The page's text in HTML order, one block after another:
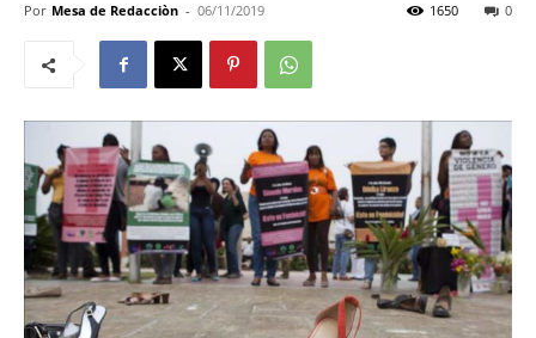
Por Mesa de Redacciòn - 06/11/2019 0
1650